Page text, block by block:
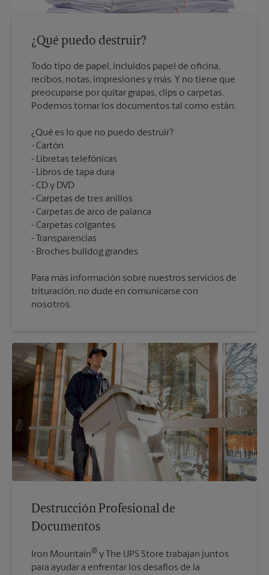
¿Qué puedo destruir?
Todo tipo de papel, incluidos papel de oficina,
recibos, notas, impresiones y más. Y no tiene que
preocuparse por quitar grapas, clips o carpetas.
¿Qué es lo que no puedo destruir?
Cartón
Libretas telefónicas
Libros de tapa dura
CD y DVD
Carpetas de tres anillos
Carpetas de arco de palanca
Carpetas colgantes
Transparencias
Para más información sobre nuestros servicios de
trituración, no dude en comunicarse con
nosotros.
Destrucción Profesional de
Documentos
Iron Mountain® y The UPS Store trabajan juntos
para ayudar a enfrentar los desafíos de la